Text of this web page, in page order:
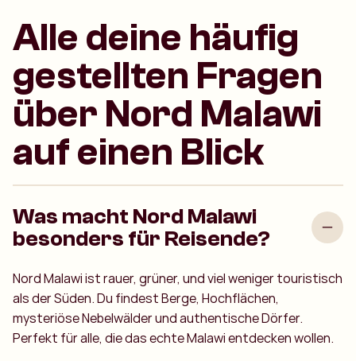
Alle deine häufig
gestellten Fragen
über Nord Malawi
auf einen Blick
Was macht Nord Malawi
besonders für Reisende?
Nord Malawi ist rauer, grüner, und viel weniger touristisch
als der Süden. Du findest Berge, Hochflächen,
mysteriöse Nebelwälder und authentische Dörfer.
Perfekt für alle, die das echte Malawi entdecken wollen.